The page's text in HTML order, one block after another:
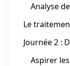
Analyse
Le
Journée 2 :
Aspirer